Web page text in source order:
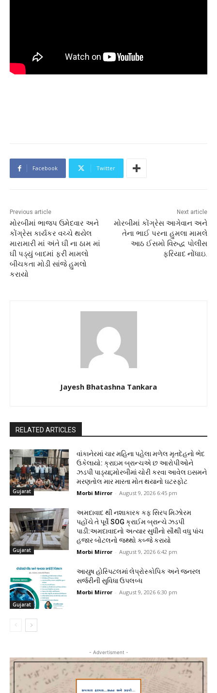
Facebook Twitter
Previous article
મોરબીમાં ભાજપ ઉમેદવાર અને
કોંગ્રેસ કાર્યકર વચ્ચે થયેલ
મારામારી માં અંતે ઘી ના ઠામ માં
ઘી પડ્યું બાદમાં ફરી મામલો
બીચકતા મોડી સાંજે હુમલો
કરાયો
Next article
મોરબીમાં કોંગ્રેસ આગેવાન અને
તેના ભાઈ પરના હુમલા મામલે
આઠ ઈસમો વિરુદ્ધ પોલીસ
ફરિયાદ નોંધાઇ.
Jayesh Bhatashna Tankara
RELATED ARTICLES
Gujarat
વાંકાનેરમાં ચાર મહિના પહેલા મળેલ મૃતદેહનો ભેદ
ઉકેલાયો: ક્રાઇમ બ્રાન્ચએ છ આરોપીઓને
ઝડપી પાડ્યા;મોરબીમાં ચોરી કરવા આવેલ ઇસમને
મરણતોલ માર મારતા મોત થયાનો ઘટસ્ફોટ
Morbi Mirror - August 9, 2026 6:45 pm
Gujarat
અમદાવાદ થી નશાકારક કફ સિરપ મિઝોરમ
પહોંચે તે પૂર્વે SOG ક્રાઈમ બ્રાન્ચે ઝડપી
પાડી:અમદાવાદનો અત્યાર સુધીનો સૌથી વધુ પાંચ
હજાર બોટલનો જથ્થો કબ્જે કરાયો
Morbi Mirror - August 9, 2026 6:42 pm
Gujarat
આયુષ હોસ્પિટલમાં લેપ્રોસ્કોપિક અને જનરલ
સર્જરીની સુવિધા ઉપલબ્ધ
Morbi Mirror - August 9, 2026 6:30 pm
- Advertisment -